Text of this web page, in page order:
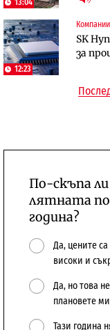
12:23
Компании
SK
за
Компании
По-скъпа ли
лятната
година?
Да, цените
високи и
Да, но това
плановете
Тази година